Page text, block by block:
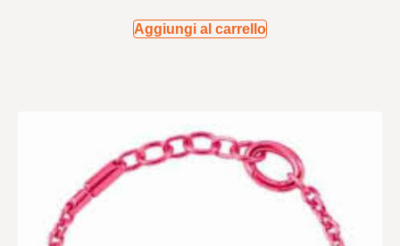
Aggiungi al carrello